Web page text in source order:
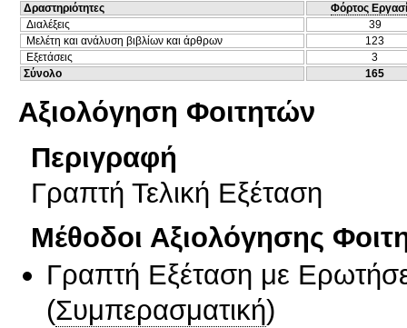
Δραστηριότητες
Φόρτος
Διαλέξεις
39
Μελέτη και ανάλυση βιβλίων και άρθρων
123
Εξετάσεις
3
Σύνολο
165
Αξιολόγηση Φοιτητών
Περιγραφή
Γραπτή Τελική Εξέταση
Μέθοδοι Αξιολόγησης
Γραπτή Εξέταση με
(Συμπερασματική)